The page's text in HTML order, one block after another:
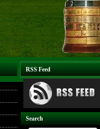
RSS Feed
Search